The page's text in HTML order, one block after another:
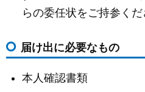
らの委任状をご持参くだ
届け出に必要なもの
本人確認書類